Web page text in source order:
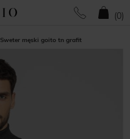
(0)
Sweter męski goito tn grafit